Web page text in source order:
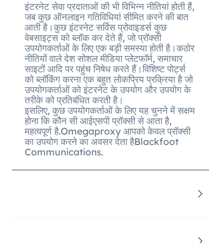
इंटरनेट सेवा प्रदाताओं की भी विभिन्न नीतियां होती हैं,
जब कुछ ऑनलाइन गतिविधियां सीमित करने की बात
आती है।कुछ इंटरनेट सर्विस प्रोवाइडर्स कुछ
वेबसाइट्स को ब्लॉक कर देते हैं, जो प्रॉक्सी
उपयोगकर्ताओं के लिए एक बड़ी समस्या होती है।कठोर
नीतियों वाले देश सोशल मीडिया प्लेटफॉर्म, समाचार
साइटों आदि पर पहुंच निषेध करते हैं।विशिष्ट पोर्ट्स
को ब्लॉकिंग करना एक बहुत लोकप्रिय प्रक्रिया है जो
उपयोगकर्ताओं को इंटरनेट के उपयोग और उपयोग के
तरीके को प्रतिबंधित करती है।
इसलिए, कुछ उपयोगकर्ताओं के लिए यह चुनने में सक्षम
होना कि कौन सी आईएसपी प्रॉक्सी से आता है,
महत्वपूर्ण है.Omegaproxy आपको केवल प्रॉक्सी
का उपयोग करने का अवसर देता हैBlackfoot
Communications.